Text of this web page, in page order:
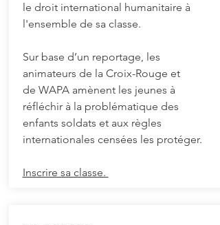
le droit international humanitaire à
l'ensemble de sa classe.
Sur base d’un reportage, les
animateurs de la Croix-Rouge et
de WAPA amènent les jeunes à
réfléchir à la problématique des
enfants soldats et aux règles
internationales censées les protéger.
Inscrire sa classe.